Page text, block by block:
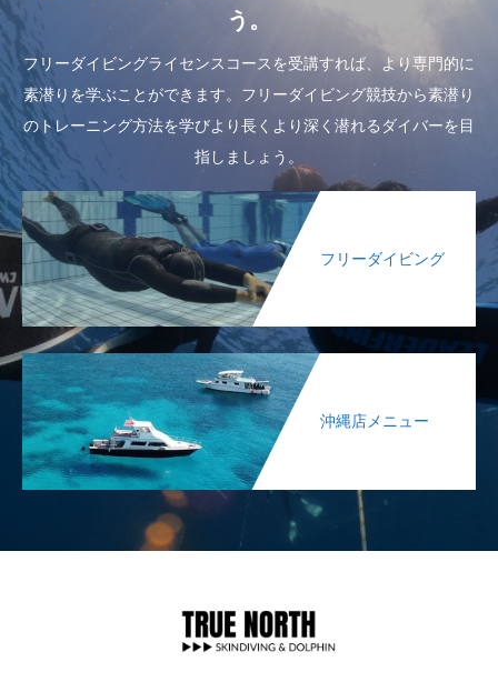
う。
フリーダイビングライセンスコースを受講すれば、より専門的に
素潜りを学ぶことができます。フリーダイビング競技から素潜り
のトレーニング方法を学びより長くより深く潜れるダイバーを目
指しましょう。
フリーダイビング
沖縄店メニュー